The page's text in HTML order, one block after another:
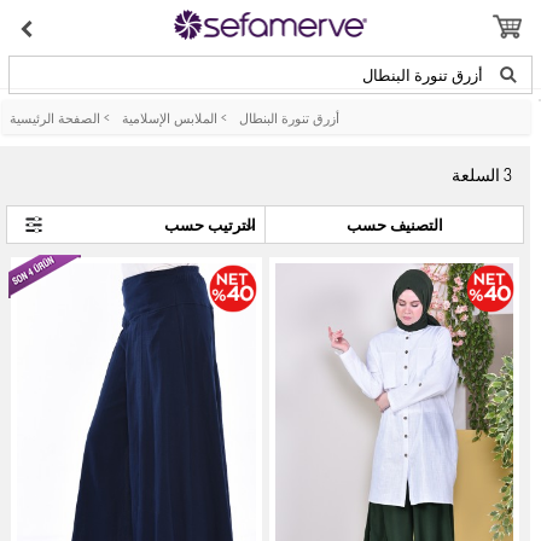
أزرق تنورة البنطال
الصفحة الرئيسية > الملابس الإسلامية > أزرق تنورة البنطال
3السلعة
التصنيف حسب